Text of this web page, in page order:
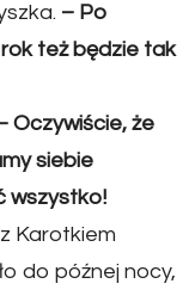
– Po
też będzie tak
Oczywiście, że
siebie
wszystko!
Karotkiem
do późnej nocy,